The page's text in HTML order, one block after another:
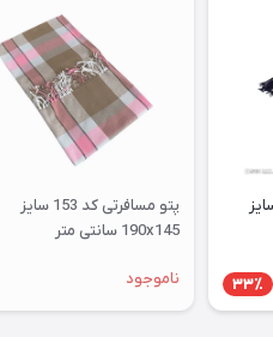
33٪
پتو مسافرتی کد 153 سایز
190x145 سانتی متر
ناموجود